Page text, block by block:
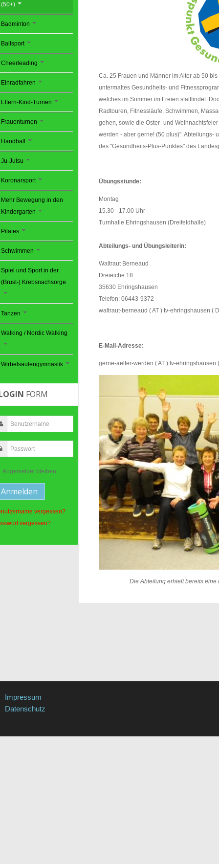
Ca. 25 Frauen und Männer im Alter ab 50
untermaltes Gesundheits- und
welches im Sommer im Freien stattfindet.
Radtouren, Fitnessläufe, Schwimmen,
gehen, sowie die Oster- und
werden - aber gerne! (50 plus)". Abteilungs-
des "Gesundheits-Plus-Punktes" des
Übungsstunde:
Montag
15.30 - 17.00 Uhr
Turnhalle Ehringshausen (Dreifeldhalle)
Abteilungs- und Übungsleiterin:
Waltraut Berneaud
Dreieiche 18
35630 Ehringshausen
Telefon: 06443-9372
waltraut-berneaud ( AT ) tv-ehringshausen (
E-Mail-Adresse:
gerne-aelter-werden ( AT ) tv-ehringshausen
Die Abteilung erhielt bereits eine
(50+)
Badminton
Ballsport
Cheerleading
Einradfahren
Eltern-Kind-Turnen
Frauenturnen
Handball
Ju-Jutsu
Koronarsport
Mehr Bewegung in den
Kindergarten
Pilates
Schwimmen
Spiel und Sport in der
(Brust-) Krebsnachsorge
Tanzen
Walking / Nordic Walking
Wirbelsäulengymnastik
FORM
Angemeldet bleiben
vergessen?
vergessen?
Impressum
Datenschutz